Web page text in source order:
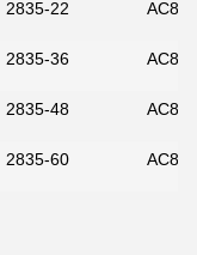
2835-22
2835-36
2835-48
2835-60